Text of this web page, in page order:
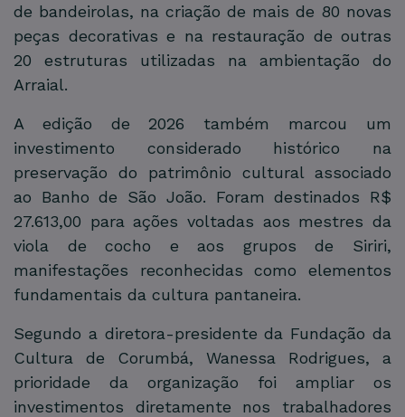
de bandeirolas, na criação de mais de 80 novas
peças decorativas e na restauração de outras
20 estruturas utilizadas na ambientação do
Arraial.
A edição de 2026 também marcou um
investimento considerado histórico na
preservação do patrimônio cultural associado
ao Banho de São João. Foram destinados R$
27.613,00 para ações voltadas aos mestres da
viola de cocho e aos grupos de Siriri,
manifestações reconhecidas como elementos
fundamentais da cultura pantaneira.
Segundo a diretora-presidente da Fundação da
Cultura de Corumbá, Wanessa Rodrigues, a
prioridade da organização foi ampliar os
investimentos diretamente nos trabalhadores